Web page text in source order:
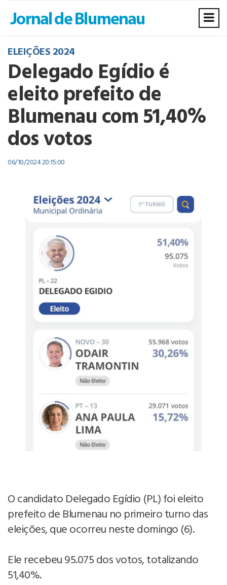
ELEIÇÕES 2024
Delegado Egídio é
eleito prefeito de
Blumenau com 51,40%
dos votos
06/10/2024 20:15:00
O candidato Delegado Egídio (PL) foi eleito
prefeito de Blumenau no primeiro turno das
eleições, que ocorreu neste domingo (6).
Ele recebeu 95.075 dos votos, totalizando
51,40%.